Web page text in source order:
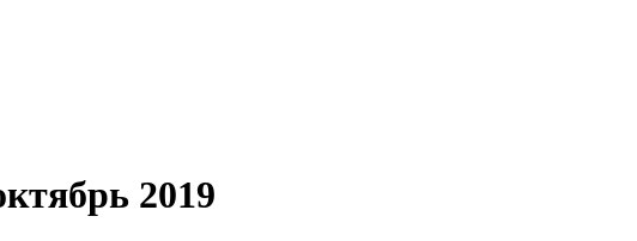
2019